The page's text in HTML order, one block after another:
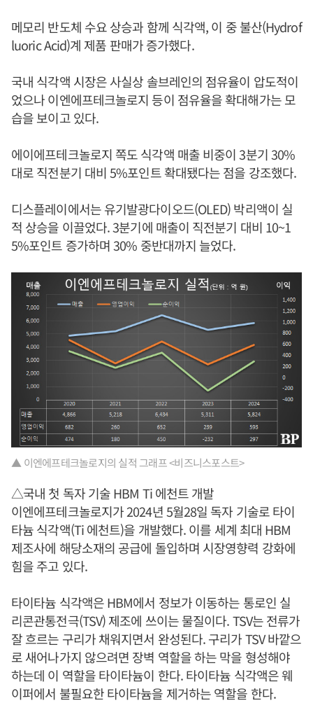
메모리 반도체 수요 상승과 함께 식각액, 이 중 불산(Hydrof
luoric Acid)계 제품 판매가 증가했다.
국내 식각액 시장은 사실상 솔브레인의 점유율이 압도적이
었으나 이엔에프테크놀로지 등이 점유율을 확대해가는 모
습을 보이고 있다.
에이에프테크놀로지 쪽도 식각액 매출 비중이 3분기 30%
대로 직전분기 대비 5%포인트 확대됐다는 점을 강조했다.
디스플레이에서는 유기발광다이오드(OLED) 박리액이 실
적 상승을 이끌었다. 3분기에 매출이 직전분기 대비 10~1
5%포인트 증가하며 30% 중반대까지 늘었다.
▲ 이엔에프테크놀로지의 실적 그래프 <비즈니스포스트>
△국내 첫 독자 기술 HBM Ti 에천트 개발
이엔에프테크놀로지가 2024년 5월28일 독자 기술로 타이
타늄 식각액(Ti 에천트)을 개발했다. 이를 세계 최대 HBM
제조사에 해당소재의 공급에 돌입하며 시장영향력 강화에
힘을 주고 있다.
타이타늄 식각액은 HBM에서 정보가 이동하는 통로인 실
리콘관통전극(TSV) 제조에 쓰이는 물질이다. TSV는 전류가
잘 흐르는 구리가 채워지면서 완성된다. 구리가 TSV 바깥으
로 새어나가지 않으려면 장벽 역할을 하는 막을 형성해야
하는데 이 역할을 타이타늄이 한다. 타이타늄 식각액은 웨
이퍼에서 불필요한 타이타늄을 제거하는 역할을 한다.